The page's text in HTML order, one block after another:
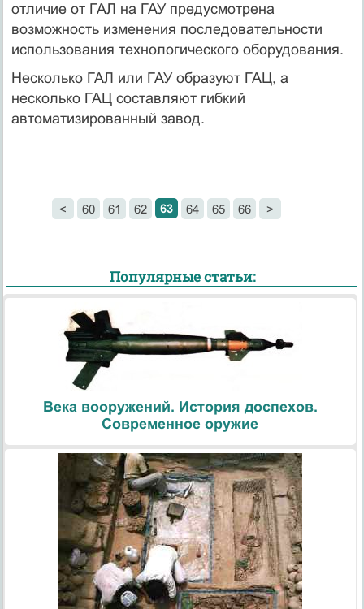
отличие от ГАЛ на ГАУ предусмотрена
возможность изменения последовательности
использования технологического оборудования.
Несколько ГАЛ или ГАУ образуют ГАЦ, а
несколько ГАЦ составляют гибкий
автоматизированный завод.
< 60 61 62 63 64 65 66 >
Популярные статьи:
Века вооружений. История доспехов.
Современное оружие